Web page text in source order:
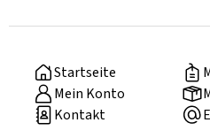
Startseite
Mein Konto
Kontakt